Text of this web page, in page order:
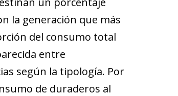
la generación que más
del consumo total
entre
según la tipología. Por
de duraderos al